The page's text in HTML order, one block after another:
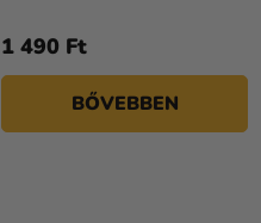
1 490 Ft
BŐVEBBEN